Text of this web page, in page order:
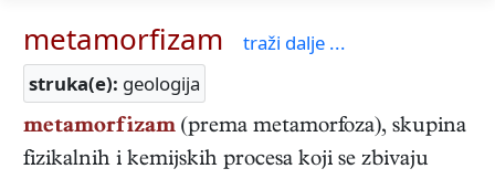
metamorfizam
traži dalje ...
struka(e): geologija
metamorfizam (prema metamorfoza), skupina
fizikalnih i kemijskih procesa koji se zbivaju